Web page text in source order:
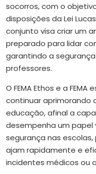
socorros, com o
disposições da Lei
conjunto visa criar um
preparado para lidar
garantindo a
professores.
O FEMA Ethos e a
continuar aprimorando
educação, afinal a
desempenha um
segurança nas
ajam rapidamente e
incidentes médicos ou